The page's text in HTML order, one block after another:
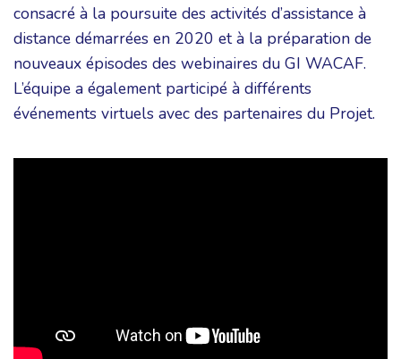
consacré à la poursuite des activités d’assistance à
distance démarrées en 2020 et à la préparation de
nouveaux épisodes des webinaires du GI WACAF.
L’équipe a également participé à différents
événements virtuels avec des partenaires du Projet.